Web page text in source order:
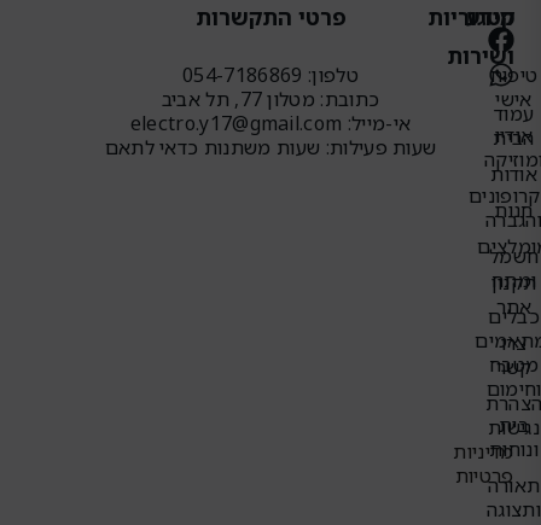
F
a
c
e
b
o
o
k
W
h
a
t
s
a
p
p
מידע
ושירות
עמוד
הבית
אודות
חנות
תקנון
אתר
צרו
קשר
נגישות
מדיניות
פרטיות
קטגוריות
טיפוח
אישי
אודיו
חשמל
ומתח
כבלים
מטבח
וחימום
בית
ונוחות
תאורה
ותצוגה
פרטי התקשרות
טלפון: 054-7186869
כתובת: מטלון 77, תל אביב
אי-מייל: electro.y17@gmail.com
שעות פעילות: שעות משתנות כדאי לתאם